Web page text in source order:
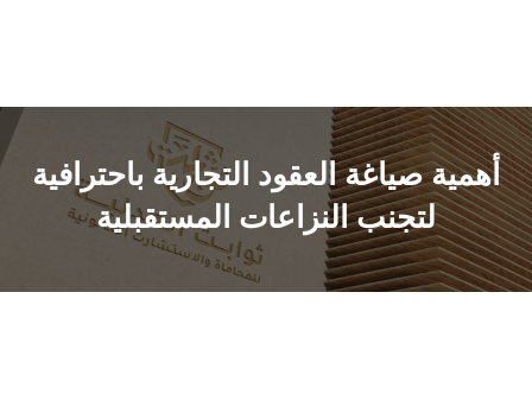
أهمية صياغة العقود التجارية باحترافية
لتجنب النزاعات المستقبلية